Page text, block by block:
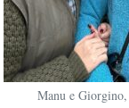
Manu e